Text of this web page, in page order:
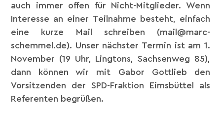
auch immer offen für Nicht-Mitglieder. Wenn
Interesse an einer Teilnahme besteht, einfach
eine kurze Mail schreiben (mail@marc-
schemmel.de). Unser nächster Termin ist am 1.
November (19 Uhr, Lingtons, Sachsenweg 85),
dann können wir mit Gabor Gottlieb den
Vorsitzenden der SPD-Fraktion Eimsbüttel als
Referenten begrüßen.